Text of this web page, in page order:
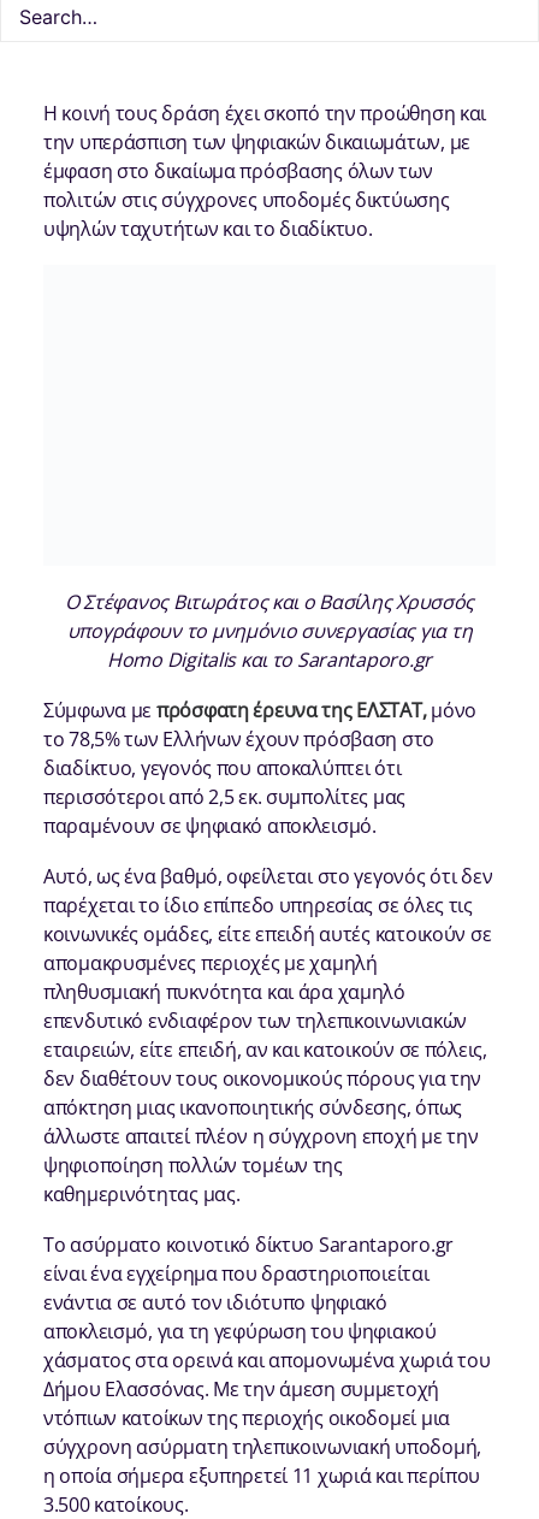
στην χώρα μας, ανακοινώνουν επίσημα τη
Η κοινή τους δράση έχει σκοπό την προώθηση και
την υπεράσπιση των ψηφιακών δικαιωμάτων, με
έμφαση στο δικαίωμα πρόσβασης όλων των
πολιτών στις σύγχρονες υποδομές δικτύωσης
υψηλών ταχυτήτων και το διαδίκτυο.
Ο Στέφανος Βιτωράτος και ο Βασίλης Χρυσσός
υπογράφουν το μνημόνιο συνεργασίας για τη
Homo Digitalis και το Sarantaporo.gr
Σύμφωνα με πρόσφατη έρευνα της ΕΛΣΤΑΤ,μόνο
το 78,5% των Ελλήνων έχουν πρόσβαση στο
διαδίκτυο, γεγονός που αποκαλύπτει ότι
περισσότεροι από 2,5 εκ. συμπολίτες μας
παραμένουν σε ψηφιακό αποκλεισμό.
Αυτό, ως ένα βαθμό, οφείλεται στο γεγονός ότι δεν
παρέχεται το ίδιο επίπεδο υπηρεσίας σε όλες τις
κοινωνικές ομάδες, είτε επειδή αυτές κατοικούν σε
απομακρυσμένες περιοχές με χαμηλή
πληθυσμιακή πυκνότητα και άρα χαμηλό
επενδυτικό ενδιαφέρον των τηλεπικοινωνιακών
εταιρειών, είτε επειδή, αν και κατοικούν σε πόλεις,
δεν διαθέτουν τους οικονομικούς πόρους για την
απόκτηση μιας ικανοποιητικής σύνδεσης, όπως
άλλωστε απαιτεί πλέον η σύγχρονη εποχή με την
ψηφιοποίηση πολλών τομέων της
καθημερινότητας μας.
Το ασύρματο κοινοτικό δίκτυο Sarantaporo.gr
είναι ένα εγχείρημα που δραστηριοποιείται
ενάντια σε αυτό τον ιδιότυπο ψηφιακό
αποκλεισμό, για τη γεφύρωση του ψηφιακού
χάσματος στα ορεινά και απομονωμένα χωριά του
Δήμου Ελασσόνας. Με την άμεση συμμετοχή
ντόπιων κατοίκων της περιοχής οικοδομεί μια
σύγχρονη ασύρματη τηλεπικοινωνιακή υποδομή,
η οποία σήμερα εξυπηρετεί 11 χωριά και περίπου
3.500 κατοίκους.